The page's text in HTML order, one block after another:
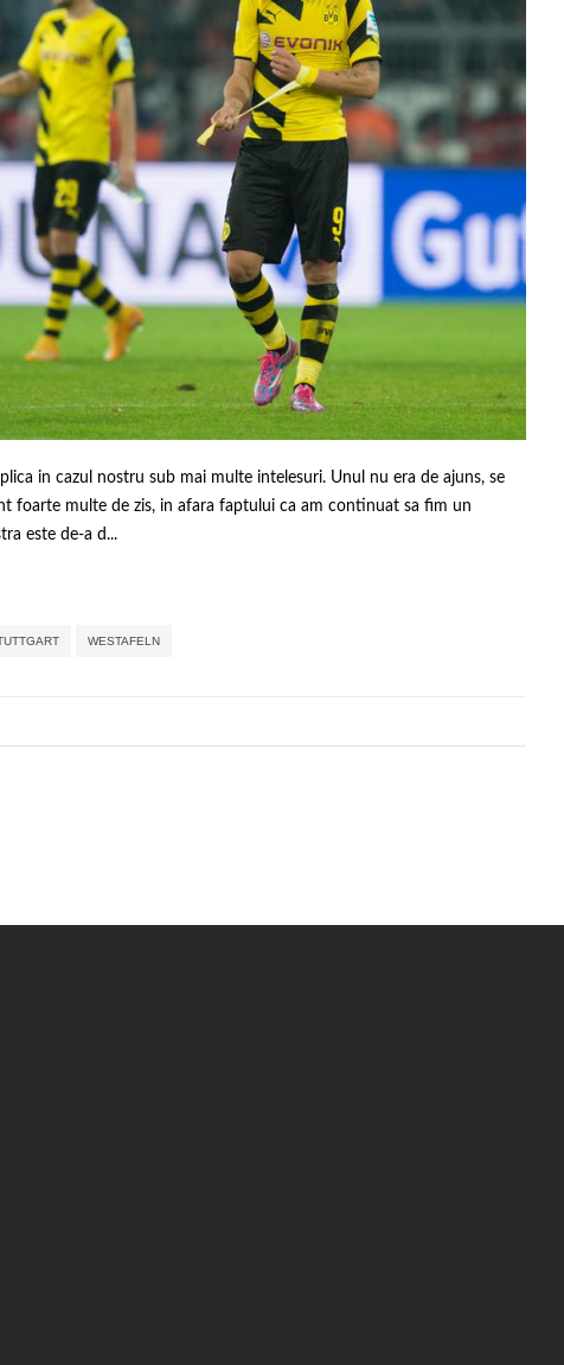
in cazul nostru sub mai multe intelesuri. Unul nu era de ajuns, se
foarte multe de zis, in afara faptului ca am continuat sa fim un
este de-a d...
WESTAFELN